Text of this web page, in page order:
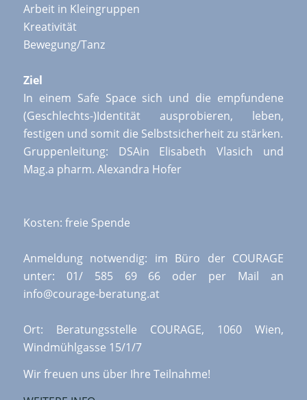
Arbeit in Kleingruppen
Kreativität
Bewegung/Tanz
Ziel
In einem Safe Space sich und die empfundene
(Geschlechts-)Identität ausprobieren, leben,
festigen und somit die Selbstsicherheit zu stärken.
Gruppenleitung: DSAin Elisabeth Vlasich und
Mag.a pharm. Alexandra Hofer
Kosten: freie Spende
Anmeldung notwendig: im Büro der COURAGE
unter: 01/ 585 69 66 oder per Mail an
info@courage-beratung.at
Ort: Beratungsstelle COURAGE, 1060 Wien,
Windmühlgasse 15/1/7
Wir freuen uns über Ihre Teilnahme!